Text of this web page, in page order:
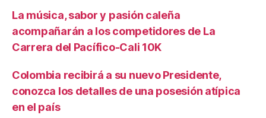
La música, sabor y pasión caleña
acompañarán a los competidores de La
Carrera del Pacífico-Cali 10K
Colombia recibirá a su nuevo Presidente,
conozca los detalles de una posesión atípica
en el país